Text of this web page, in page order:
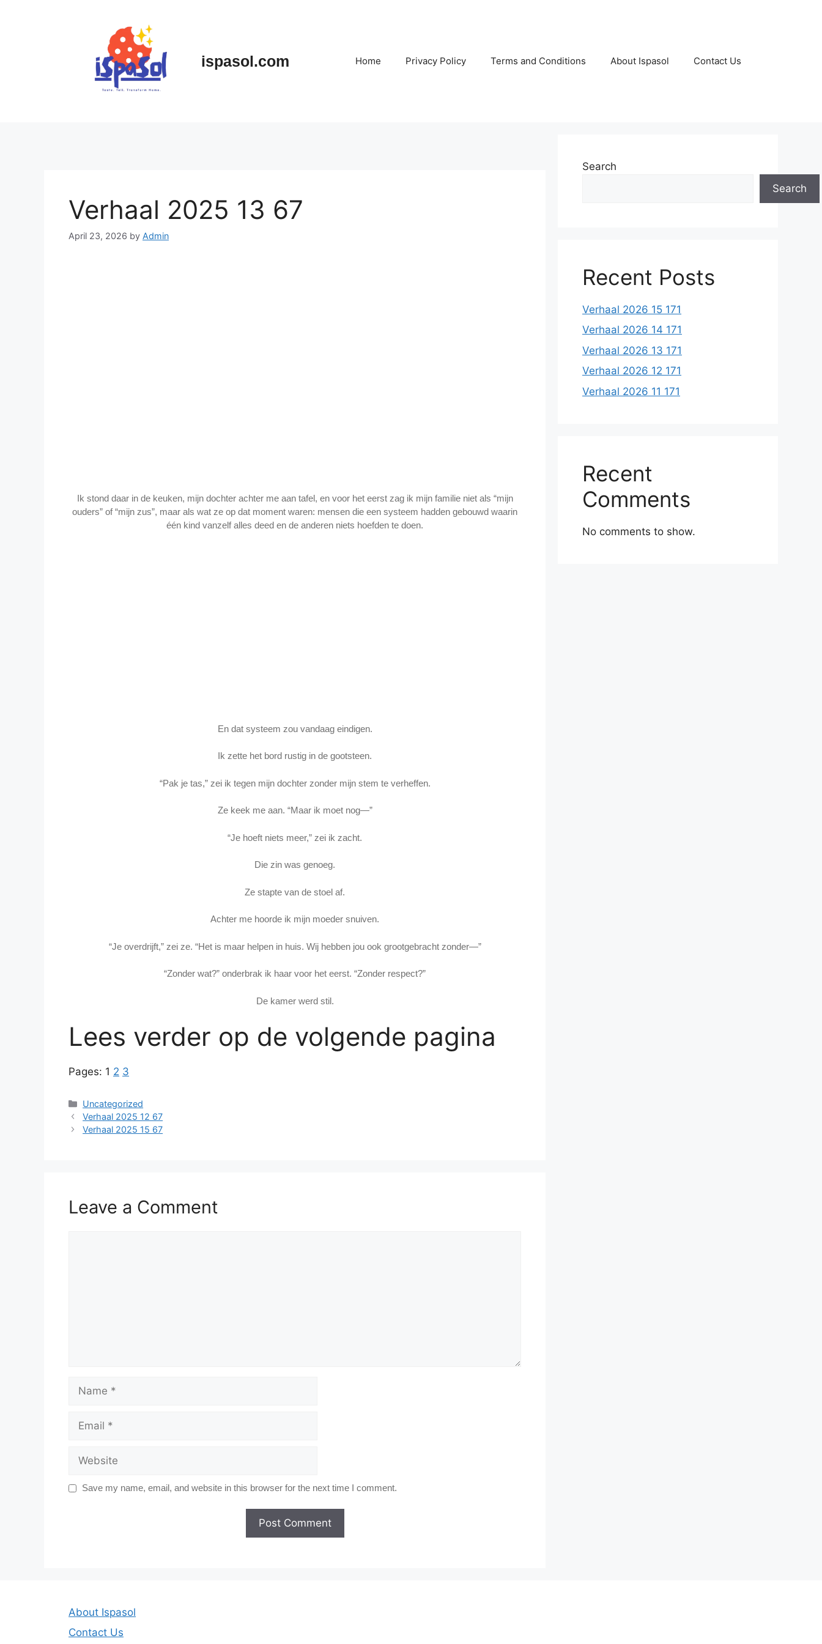
ispasol.com Home Privacy Policy Terms and Conditions About Ispasol Contact Us
Verhaal 2025 13 67
April 23, 2026 by Admin
Ik stond daar in de keuken, mijn dochter achter me aan tafel, en voor het eerst zag ik mijn familie niet als “mijn
ouders” of “mijn zus”, maar als wat ze op dat moment waren: mensen die een systeem hadden gebouwd waarin
één kind vanzelf alles deed en de anderen niets hoefden te doen.
En dat systeem zou vandaag eindigen.
Ik zette het bord rustig in de gootsteen.
“Pak je tas,” zei ik tegen mijn dochter zonder mijn stem te verheffen.
Ze keek me aan. “Maar ik moet nog—”
“Je hoeft niets meer,” zei ik zacht.
Die zin was genoeg.
Ze stapte van de stoel af.
Achter me hoorde ik mijn moeder snuiven.
“Je overdrijft,” zei ze. “Het is maar helpen in huis. Wij hebben jou ook grootgebracht zonder—”
“Zonder wat?” onderbrak ik haar voor het eerst. “Zonder respect?”
De kamer werd stil.
Lees verder op de volgende pagina
Pages: 1 2 3
Categories
Uncategorized
Verhaal 2025 12 67
Verhaal 2025 15 67
Leave a Comment
Name
Email
Website
Save my name, email, and website in this browser for the next time I comment.
Search
Search
Recent Posts
Verhaal 2026 15 171
Verhaal 2026 14 171
Verhaal 2026 13 171
Verhaal 2026 12 171
Verhaal 2026 11 171
Recent
Comments
No comments to show.
About Ispasol
Contact Us